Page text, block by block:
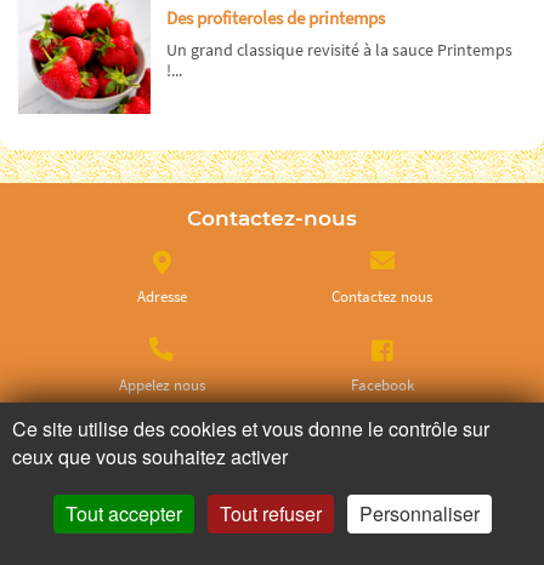
Des profiteroles de printemps
Un grand classique revisité à la sauce Printemps
!...
Contactez-nous
Adresse Contactez nous
Appelez nous Facebook
Ce site utilise des cookies et vous donne le contrôle sur
ceux que vous souhaitez activer
Tout accepter Tout refuser Personnaliser